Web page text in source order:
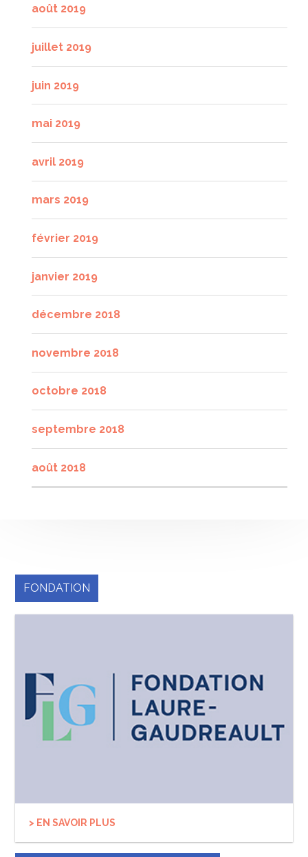
août 2019
juillet 2019
juin 2019
mai 2019
avril 2019
mars 2019
février 2019
janvier 2019
décembre 2018
novembre 2018
octobre 2018
septembre 2018
août 2018
FONDATION
> EN SAVOIR PLUS